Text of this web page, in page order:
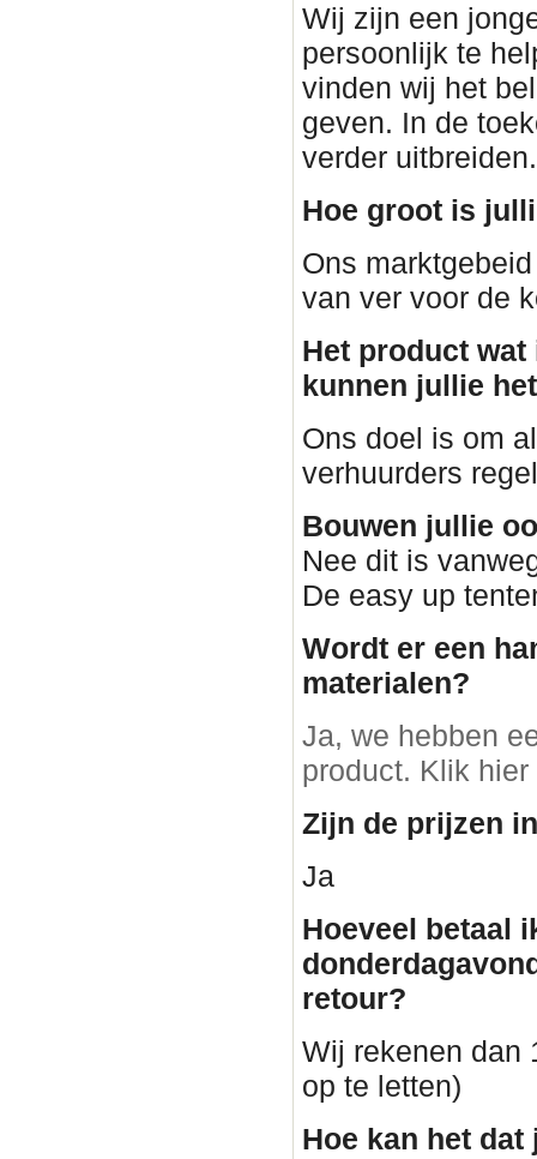
Wij zijn een
persoonlijk te
vinden wij het
geven. In de
verder uitbreiden.
Hoe groot is
Ons
van ver voor de
Het product
kunnen jullie
Ons doel is om
verhuurders
Bouwen jullie
Nee dit is
De easy up
Wordt er een
materialen?
Ja, we hebben
product. Klik
Zijn de prijzen
Ja
Hoeveel betaal
retour?
Wij rekenen dan
op te letten)
Hoe kan het